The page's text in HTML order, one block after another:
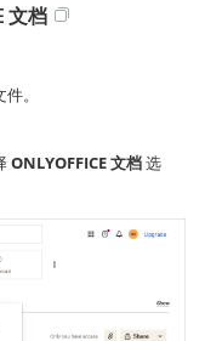
文档
。
ONLYOFFICE 文档选